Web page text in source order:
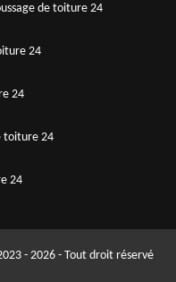
de toiture 24
24
24
toiture 24
24
- 2026 - Tout droit réservé